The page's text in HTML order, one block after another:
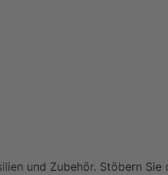
und Zubehör. Stöbern